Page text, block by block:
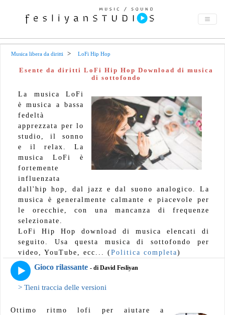
Musica libera da diritti LoFi Hip Hop
Esente da diritti LoFi Hip Hop Download di musica
di sottofondo
La musica LoFi
è musica a bassa
fedeltà
apprezzata per lo
studio, il sonno
e il relax. La
musica LoFi è
fortemente
influenzata
dall'hip hop, dal jazz e dal suono analogico. La
musica è generalmente calmante e piacevole per
le orecchie, con una mancanza di frequenze
selezionate.
LoFi Hip Hop download di musica elencati di
seguito. Usa questa musica di sottofondo per
video, YouTube, ecc... (Politica completa)
Gioco rilassante - di David Fesliyan
> Tieni traccia delle versioni
Ottimo ritmo lofi per aiutare a